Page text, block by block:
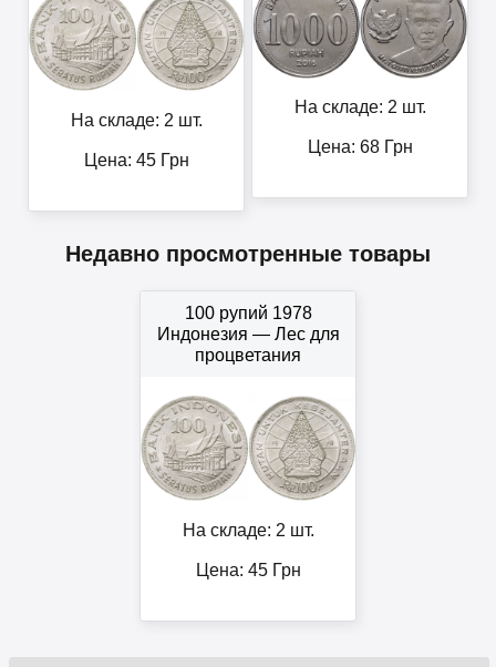
На складе: 2 шт.
Цена: 45Грн
На складе: 2 шт.
Цена: 68Грн
Недавно просмотренные товары
100 рупий 1978
Индонезия — Лес для
процветания
На складе: 2 шт.
Цена: 45Грн